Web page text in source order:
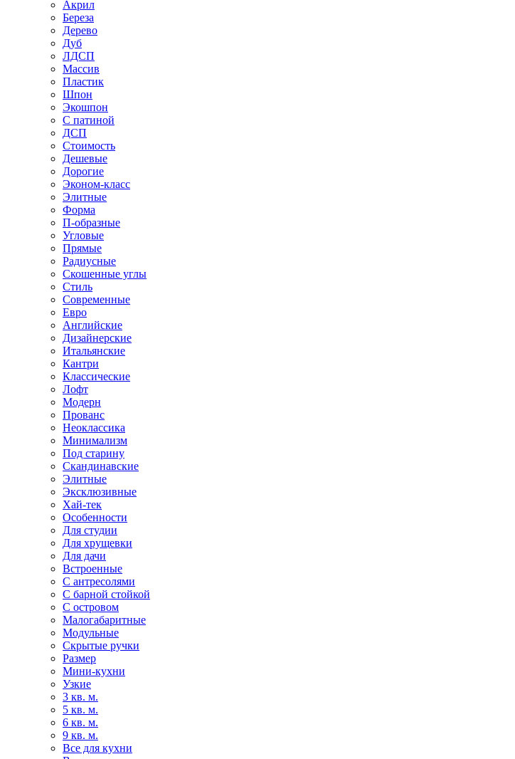
Акрил
Береза
Дерево
Дуб
ЛДСП
Массив
Пластик
Шпон
Экошпон
С патиной
ДСП
Стоимость
Дешевые
Дорогие
Эконом-класс
Элитные
Форма
П-образные
Угловые
Прямые
Радиусные
Скошенные углы
Стиль
Современные
Евро
Английские
Дизайнерские
Итальянские
Кантри
Классические
Лофт
Модерн
Прованс
Неоклассика
Минимализм
Под старину
Скандинавские
Элитные
Эксклюзивные
Хай-тек
Особенности
Для студии
Для хрущевки
Для дачи
Встроенные
С антресолями
С барной стойкой
С островом
Малогабаритные
Модульные
Скрытые ручки
Размер
Мини-кухни
Узкие
3 кв. м.
5 кв. м.
6 кв. м.
9 кв. м.
Все для кухни